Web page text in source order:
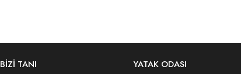
BİZİ TANI
YATAK ODASI